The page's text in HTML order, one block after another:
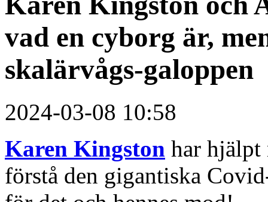
vad en cyborg är,
skalärvågs-galoppen
2024-03-08 10:58
Karen Kingston har hjälpt
förstå den gigantiska